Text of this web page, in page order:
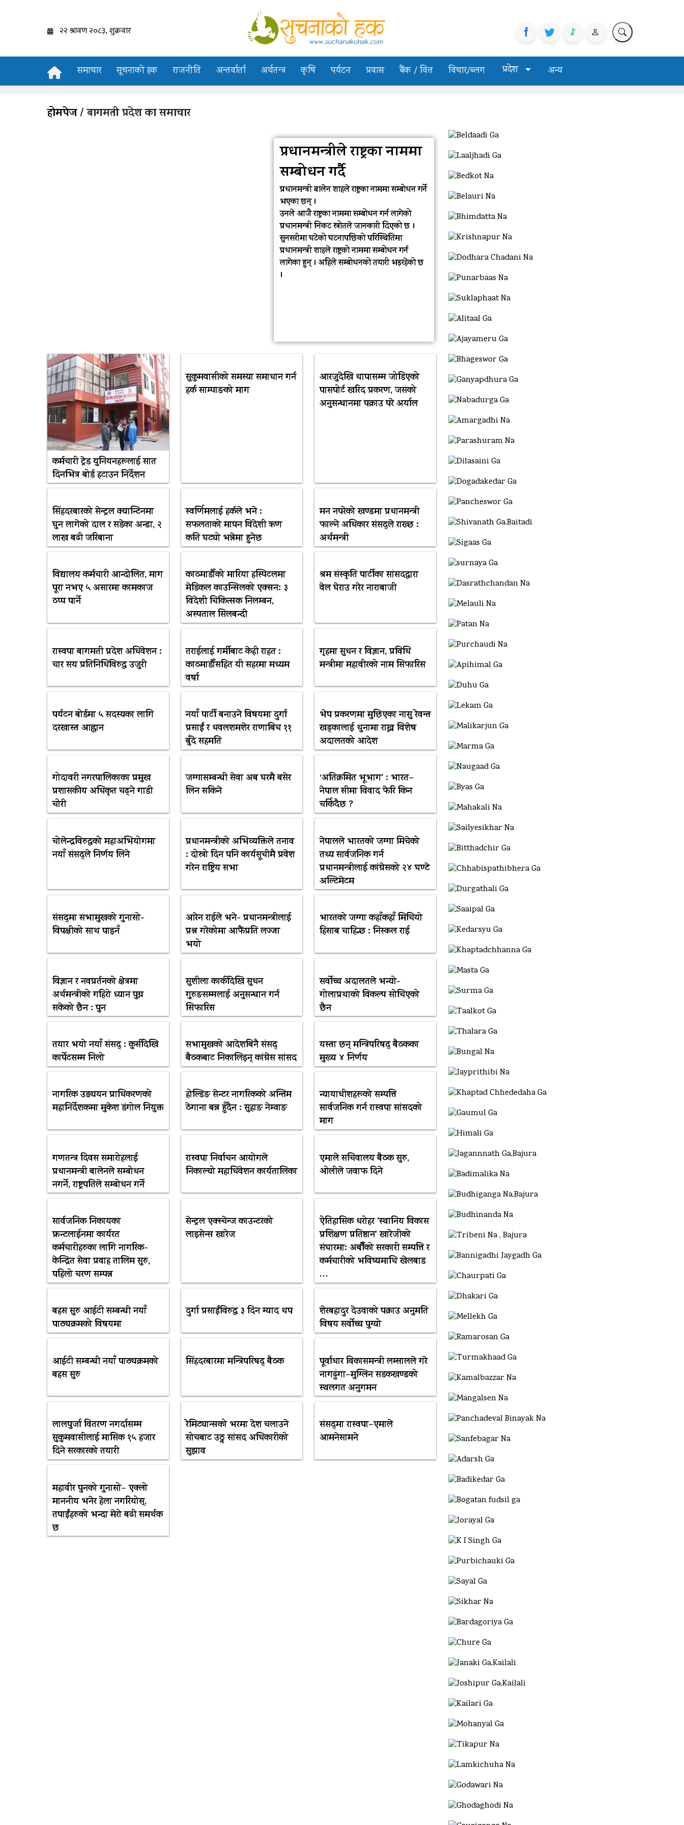
समाचार सूचनाको हक राजनीति अन्तर्वार्ता अर्थतन्त्र कृषि पर्यटन प्रवास बैंक / वित्त विचार/ब्लग प्रदेश अन्य
होमपेज/ बागमती प्रदेश का समाचार
प्रधानमन्त्रीले राष्ट्रका नाममा
सम्बोधन गर्दै
प्रधानमन्त्री बालेन शाहले राष्ट्रका नाममा सम्बोधन गर्ने
भएका छन् ।
उनले आजै राष्ट्रका नाममा सम्बोधन गर्न लागेको
प्रधानमन्त्री निकट स्रोतले जानकारी दिएको छ ।
सुनसरीमा घटेको घटनापछिको परिस्थितिमा
प्रधानमन्त्री शाहले राष्ट्रको नाममा सम्बोधन गर्न
लागेका हुन् । अहिले सम्बोधनको तयारी भइरहेको छ
।
कर्मचारी ट्रेड युनियनहरूलाई सात
दिनभित्र बोर्ड हटाउन निर्देशन
सुकुमवासीको समस्या समाधान गर्न
हर्क साम्पाङको माग
आरजुदेखि थापासम्म जोडिएको
पासपोर्ट खरिद प्रकरण, जसको
अनुसन्धानमा पक्राउ परे अर्याल
सिंहदरबारको सेन्ट्रल क्यान्टिनमा
घुन लागेको दाल र सडेका अन्डा, २
लाख बढी जरिबाना
स्वर्णिमलाई हर्कले भने :
सफलताको मापन विदेशी ऋण
कति घट्यो भन्नेमा हुनेछ
मन नपरेको खण्डमा प्रधानमन्त्री
फाल्ने अधिकार संसद्ले राख्छ :
अर्थमन्त्री
विद्यालय कर्मचारी आन्दोलित, माग
पूरा नभए ५ असारमा कामकाज
ठप्प पार्ने
काठमाडौँको मारिया हस्पिटलमा
मेडिकल काउन्सिलको एक्सन: ३
विदेशी चिकित्सक निलम्बन,
अस्पताल सिलबन्दी
श्रम संस्कृति पार्टीका सांसदद्वारा
वेल घेराउ गरेर नाराबाजी
रास्वपा बागमती प्रदेश अधिवेशन :
चार सय प्रतिनिधिविरुद्ध उजुरी
तराईलाई गर्मीबाट केही राहत :
काठमाडौँसहित यी सहरमा मध्यम
वर्षा
गृहमा सुधन र विज्ञान, प्रविधि
मन्त्रीमा महावीरको नाम सिफारिस
पर्यटन बोर्डमा ५ सदस्यका लागि
दरखास्त आह्वान
नयाँ पार्टी बनाउने विषयमा दुर्गा
प्रसाईं र धवलशमशेर राणाबिच ११
बुँदे सहमति
भेप प्रकरणमा मुछिएका नासु रेवन्त
खड्कालाई थुनामा राख्न विशेष
अदालतको आदेश
गोदावरी नगरपालिकाका प्रमुख
प्रशासकीय अधिकृत चढ्ने गाडी
चोरी
जग्गासम्बन्धी सेवा अब घरमै बसेर
लिन सकिने
‘अतिक्रमित भूभाग’ : भारत–
नेपाल सीमा विवाद फेरि किन
चर्कि‌दैछ ?
चोलेन्द्रविरुद्धको महाअभियोगमा
नयाँ संसद्ले निर्णय लिने
प्रधानमन्त्रीको अभिव्यक्तिले तनाव
: दोस्रो दिन पनि कार्यसूचीमै प्रवेश
गरेन राष्ट्रिय सभा
नेपालले भारतको जग्गा मिचेको
तथ्य सार्वजनिक गर्न
प्रधानमन्त्रीलाई कांग्रेसको २४ घण्टे
अल्टिमेटम
संसद्‌मा सभामुखको गुनासो-
विपक्षीको साथ पाइनँ
आरेन राईले भने- प्रधानमन्त्रीलाई
प्रश्न गरेकोमा आफैंप्रति लज्जा
भयो
भारतको जग्गा कहाँकहाँ मिचियो
हिसाब चाहिन्छ : निस्कल राई
विज्ञान र नवप्रर्तनको क्षेत्रमा
अर्थमन्त्रीको गहिरो ध्यान पुग्न
सकेको छैन : पुन
सुशीला कार्कीदेखि सुधन
गुरुङसम्मलाई अनुसन्धान गर्न
सिफारिस
सर्वोच्च अदालतले भन्यो-
गोलाप्रथाको विकल्प सोचिएको
छैन
तयार भयो नयाँ संसद् : कुर्सीदेखि
कार्पेटसम्म निलो
सभामुखको आदेशबिनै संसद्
बैठकबाट निकालिइन् कांग्रेस सांसद
यस्ता छन् मन्त्रिपरिषद् बैठकका
मुख्य ४ निर्णय
नागरिक उड्ययन प्राधिकरणको
महानिर्देशकमा मुकेश डंगोल नियुक्त
होल्डिङ सेन्टर नागरिकको अन्तिम
ठेगाना बन्न हुँदैन : सुहाङ नेम्वाङ
न्यायाधीशहरूको सम्पत्ति
सार्वजनिक गर्न रास्वपा सांसदको
माग
गणतन्त्र दिवस समारोहलाई
प्रधानमन्त्री बालेनले सम्बोधन
नगर्ने, राष्ट्रपतिले सम्बोधन गर्ने
रास्वपा निर्वाचन आयोगले
निकाल्यो महाधिवेशन कार्यतालिका
एमाले सचिवालय बैठक सुरु,
ओलीले जवाफ दिने
सार्वजनिक निकायका
फ्रन्टलाईनमा कार्यरत
कर्मचारीहरुका लागि नागरिक-
केन्द्रित सेवा प्रवाह तालिम सुरु,
पहिलो चरण सम्पन्न
सेन्ट्रल एक्स्चेन्ज काउन्टरको
लाइसेन्स खारेज
​ऐतिहासिक धरोहर 'स्थानिय विकास
प्रशिक्षण प्रतिष्ठान' खारेजीको
संघारमा: अर्बौँको सरकारी सम्पत्ति र
कर्मचारीको भविष्यमाथि खेलबाड
…
बहस सुरु आईटी सम्बन्धी नयाँ
पाठ्यक्रमको विषयमा
दुर्गा प्रसाईंविरुद्ध ३ दिन म्याद थप
शेरबहादुर देउवाको पक्राउ अनुमति
विषय सर्वोच्च पुग्यो
आईटी सम्बन्धी नयाँ पाठ्यक्रमको
बहस सुरु
सिंहदरबारमा मन्त्रिपरिषद् बैठक
पूर्वाधार विकासमन्त्री लम्सालले गरे
नागढुंगा–मुग्लिन सडकखण्डको
स्थलगत अनुगमन
लालपुर्जा वितरण नगर्दासम्म
सुकुमवासीलाई मासिक १५ हजार
दिने सरकारको तयारी
रेमिट्यान्सको भरमा देश चलाउने
सोचबाट उठ्न सांसद अधिकारीको
सुझाव
संसद्‍मा रास्वपा–एमाले
आमनेसामने
महावीर पुनको गुनासो– एक्लो
माननीय भनेर हेला नगरियोस्,
तपाईंहरुको भन्दा मेरो बढी समर्थक
छ